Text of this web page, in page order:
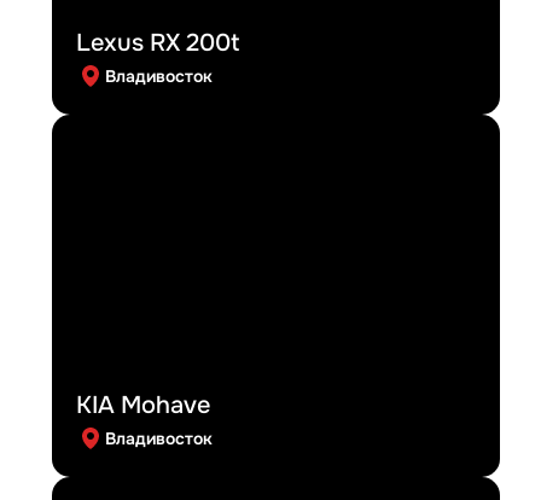
Lexus RX 200t
Владивосток
KIA Mohave
Владивосток